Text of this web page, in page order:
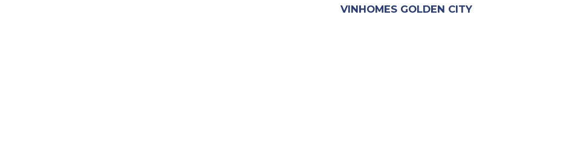
VINHOMES GOLDEN CITY